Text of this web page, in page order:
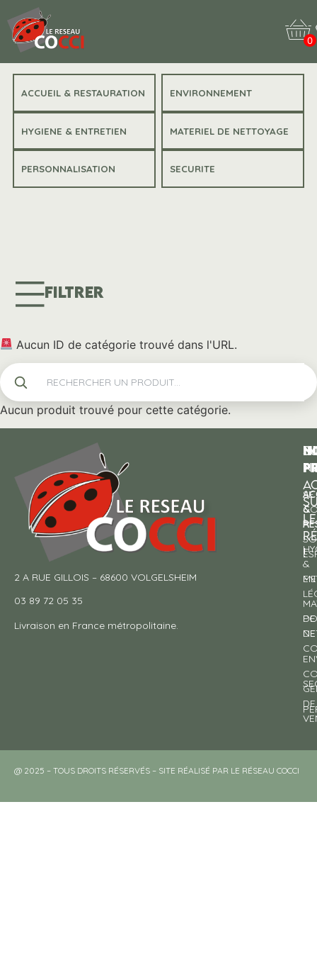
0
ACCUEIL & RESTAURATION ENVIRONNEMENT
HYGIENE & ENTRETIEN MATERIEL DE NETTOYAGE
PERSONNALISATION SECURITE
FILTRER
Aucun ID de catégorie trouvé dans l'URL.
Aucun produit trouvé pour cette catégorie.
2 A RUE GILLOIS – 68600 VOLGELSHEIM
03 89 72 05 35
Livraison en France métropolitaine.
&
&
DE
SE
À
DE
DE
!
@ 2025 – TOUS DROITS RÉSERVÉS – SITE RÉALISÉ PAR LE RÉSEAU COCCI